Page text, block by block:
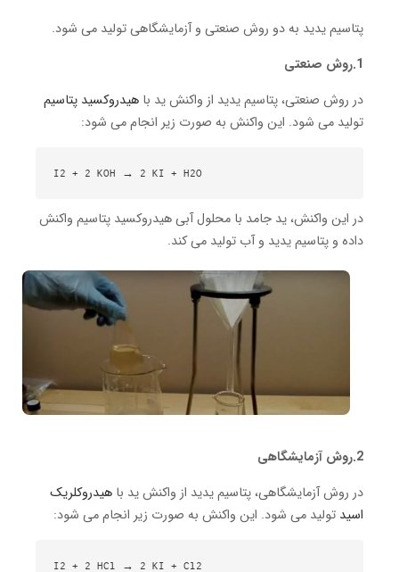
پتاسیم یدید به دو روش صنعتی و آزمایشگاهی تولید می شود.
1.روش صنعتی
در روش صنعتی، پتاسیم یدید از واکنش ید با هیدروکسید پتاسیم
تولید می شود. این واکنش به صورت زیر انجام می شود:
I2 + 2 KOH → 2 KI + H2O
در این واکنش، ید جامد با محلول آبی هیدروکسید پتاسیم واکنش
داده و پتاسیم یدید و آب تولید می کند.
2.روش آزمایشگاهی
در روش آزمایشگاهی، پتاسیم یدید از واکنش ید با هیدروکلریک
اسید تولید می شود. این واکنش به صورت زیر انجام می شود:
I2 + 2 HCl → 2 KI + Cl2